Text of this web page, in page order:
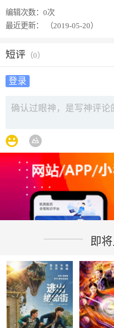
编辑次数：0次
最近更新：
（2019-05-20）
短评 （0）
登录
即